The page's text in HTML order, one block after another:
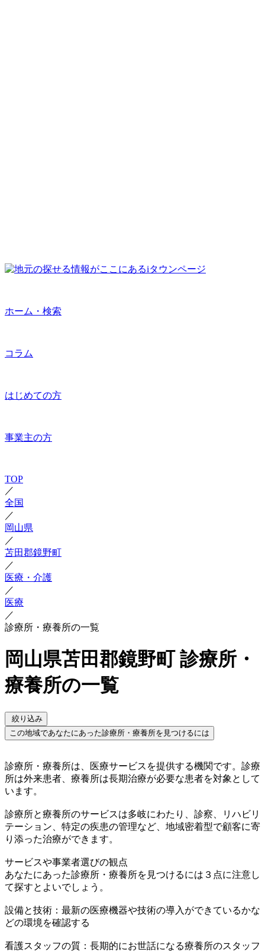
ホーム・検索
コラム
はじめての方
事業主の方
TOP
／
全国
／
岡山県
／
苫田郡鏡野町
／
医療・介護
／
医療
／
診療所・療養所の一覧
岡山県苫田郡鏡野町 診療所・
療養所の一覧
絞り込み
この地域であなたにあった診療所・療養所を見つけるには
診療所・療養所は、医療サービスを提供する機関です。診療
所は外来患者、療養所は長期治療が必要な患者を対象として
います。
診療所と療養所のサービスは多岐にわたり、診察、リハビリ
テーション、特定の疾患の管理など、地域密着型で顧客に寄
り添った治療ができます。
サービスや事業者選びの観点
あなたにあった診療所・療養所を見つけるには３点に注意し
て探すとよいでしょう。
設備と技術：最新の医療機器や技術の導入ができているかな
どの環境を確認する
看護スタッフの質：長期的にお世話になる療養所のスタッフ